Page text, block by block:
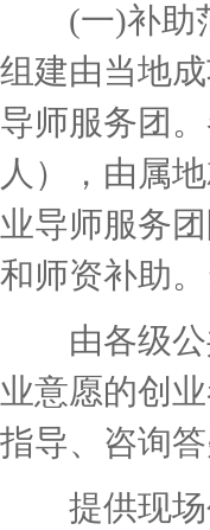
(一)补助范
组建由当地
导师服务团
人），由属
业导师服务
和师资补助
由各级公共
业意愿的创
指导、咨询答
提供现场创